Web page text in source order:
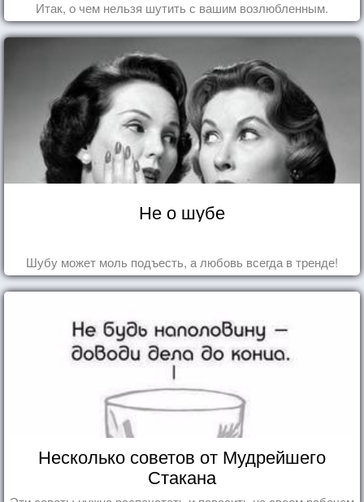
Итак, о чем нельзя шутить с вашим возлюбленным.
Не о шубе
Шубу может моль подъесть, а любовь всегда в тренде!
Несколько советов от Мудрейшего
Стакана